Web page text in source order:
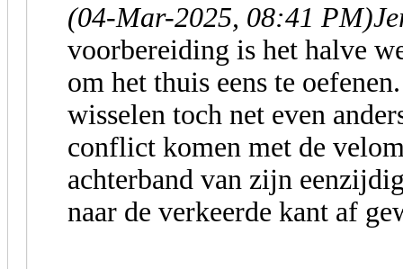
(04-Mar-2025, 08:41 PM)
voorbereiding is het halve
om het thuis eens te
wisselen toch net even
conflict komen met de
achterband van zijn
naar de verkeerde kant af